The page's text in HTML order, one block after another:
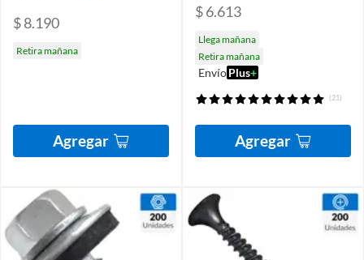
$ 8.190
Retira mañana
Agregar
$ 6.613
Llega mañana
Retira mañana
EnvíoPlus+
(21)
Agregar